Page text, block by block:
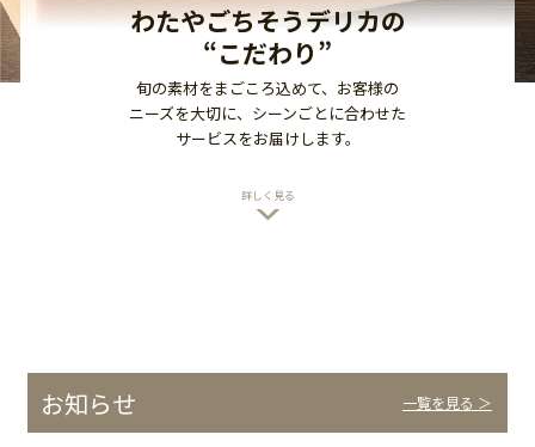
わたやごちそうデリカの
“こだわり”
旬の素材をまごころ込めて、お客様の
ニーズを大切に、 シーンごとに合わせた
サービスをお届けします。
詳しく見る
お知らせ 一覧を見る ＞